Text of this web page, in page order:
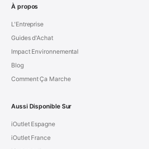
À propos
L'Entreprise
Guides d'Achat
Impact Environnemental
Blog
Comment Ça Marche
Aussi Disponible Sur
iOutlet Espagne
iOutlet France